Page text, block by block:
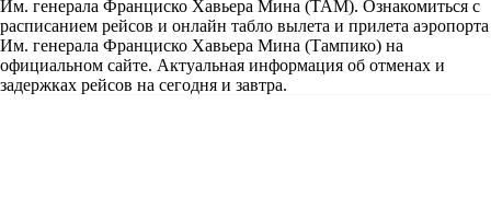
Им. генерала Франциско Хавьера Мина (TAM). Ознакомиться с
расписанием рейсов и онлайн табло вылета и прилета аэропорта
Им. генерала Франциско Хавьера Мина (Тампико) на
официальном сайте. Актуальная информация об отменах и
задержках рейсов на сегодня и завтра.